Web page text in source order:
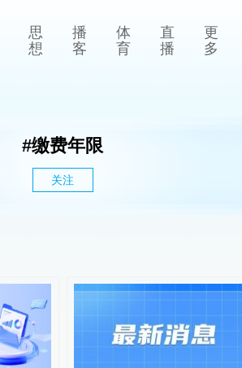
思
想
播
客
体
育
直
播
更
多
#缴费年限
关注